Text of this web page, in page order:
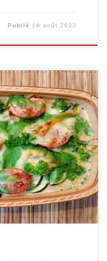
Publié 18 août 2023
notre précédent
notamment avec
un défi. Or les
de
sont une source
Que vous soyez